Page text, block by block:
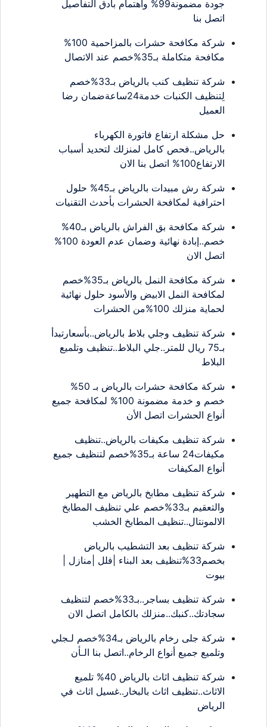
جودة مضمونة99% واهتمام بأدق التفاصيل
اتصل بنا
شركة مكافحة حشرات بالمزاحمية 100%
مكافحة متكاملة بـ35%خصم عند الاتصال
شركة تنظيف كنب بالرياض بـ33%خصم
لِتنظيف الكنبات خدمة24ساعةضمان رضا
العميل
حل مشكلة ارتفاع فاتورة الكهرباء
بالرياض..فحص كامل لمنزلك لتحديد أسباب
الارتفاع100% اتصل بنا الان
شركة رش مبيدات بالرياض بـ45% حلول
احترافية لمكافحة الحشرات بأحدث التقنيات
شركة مكافحة بق الفراش بالرياض بـ40%
خصم..إبادة نهائية وضمان عدم العودة 100%
اتصل الان
شركة مكافحة النمل بالرياض بـ35%خصم
لمكافحة النمل الابيض والأسود حلول نهائية
لحماية منزلك 100%من الحشرات
شركة تنظيف وجلي بلاط بالرياض..بأسعارتبدأ
بـ75 ريال للمتر..جلي البلاط..تنظيف وتلميع
البلاط
شركة مكافحة حشرات بالرياض بـ 50%
خصم و خدمة مضمونة 100% لمكافحة جميع
أنواع الحشرات اتصل الأن
شركة تنظيف مكيفات بالرياض..تنظيف
مكيفات24 ساعة بـ35%خصم لتنظيف جميع
أنواع المكيفات
شركة تنظيف مطابخ بالرياض مع التطهير
والتعقيم بـ33%خصم علي تنظيف المطابخ
الالمونتال..تنظيف المطابخ الخشب
شركة تنظيف بعد التشطيب بالرياض
بخصم33%تنظيف بعد البناء |فلل |منازل |
بيوت
شركة تنظيف بساجر..بـ33%خصم لتنظيف
سجادتك..كنبك..منزلك بالكامل اتصل الان
شركة جلى رخام بالرياض بـ34%خصم لـجلي
وتلميع جميع أنواع الرخام..اتصل بنا الـأن
شركة تنظيف اثاث بالرياض 40% تلميع
الاثاث..تنظيف اثاث بالبخار..غسيل اثاث في
الرياض